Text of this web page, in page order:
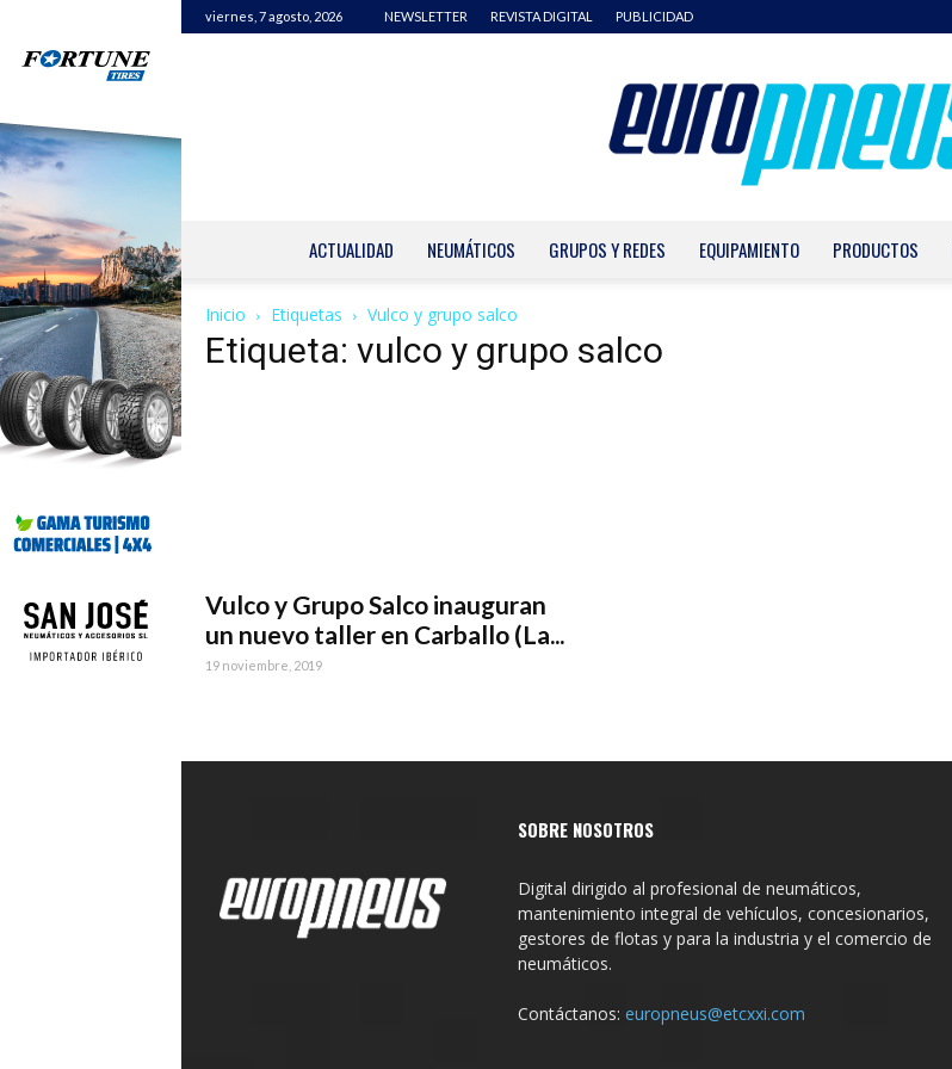
viernes, 7 agosto, 2026 NEWSLETTER REVISTA DIGITAL PUBLICIDAD
ACTUALIDAD NEUMÁTICOS GRUPOS Y REDES EQUIPAMIENTO PRODUCTOS
Inicio Etiquetas Vulco y grupo salco
Etiqueta: vulco y grupo salco
Vulco y Grupo Salco inauguran
un nuevo taller en Carballo (La...
19 noviembre, 2019
SOBRE NOSOTROS
Digital dirigido al profesional de neumáticos,
mantenimiento integral de vehículos, concesionarios,
gestores de flotas y para la industria y el comercio de
neumáticos.
Contáctanos: europneus@etcxxi.com